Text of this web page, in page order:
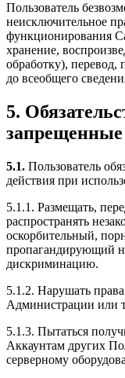
Пользователь
неисключительное
функционирования
хранение,
обработку), перевод,
до всеобщего
5.
запрещенные
5.1. Пользователь
действия при
5.1.1. Размещать,
распространять
оскорбительный,
пропагандирующий
дискриминацию.
5.1.2. Нарушать
Администрации или
5.1.3. Пытаться
Аккаунтам других
серверному